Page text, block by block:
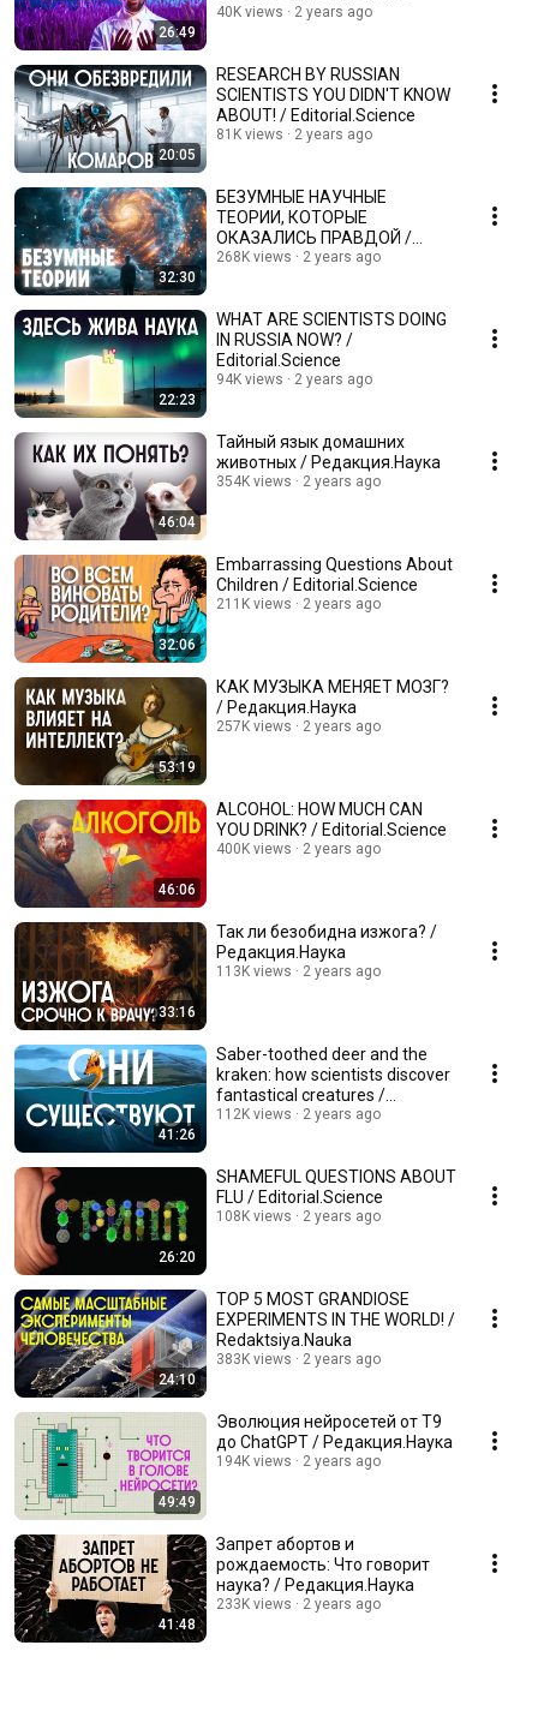
26:49
40K views 2 years ago
20:05
RESEARCH BY RUSSIAN
SCIENTISTS YOU DIDN'T KNOW
ABOUT! / Editorial.Science
81K views 2 years ago
32:30
БЕЗУМНЫЕ НАУЧНЫЕ
ТЕОРИИ, КОТОРЫЕ
ОКАЗАЛИСЬ ПРАВДОЙ /
Редакция.Наука
268K views 2 years ago
22:23
WHAT ARE SCIENTISTS DOING
IN RUSSIA NOW? /
Editorial.Science
94K views 2 years ago
46:04
Тайный язык домашних
животных / Редакция.Наука
354K views 2 years ago
32:06
Embarrassing Questions About
Children / Editorial.Science
211K views 2 years ago
53:19
КАК МУЗЫКА МЕНЯЕТ МОЗГ?
/ Редакция.Наука
257K views 2 years ago
46:06
ALCOHOL: HOW MUCH CAN
YOU DRINK? / Editorial.Science
400K views 2 years ago
33:16
Так ли безобидна изжога? /
Редакция.Наука
113K views 2 years ago
41:26
Saber-toothed deer and the
kraken: how scientists discover
fantastical creatures /
Editorial.Science
112K views 2 years ago
26:20
SHAMEFUL QUESTIONS ABOUT
FLU / Editorial.Science
108K views 2 years ago
24:10
TOP 5 MOST GRANDIOSE
EXPERIMENTS IN THE WORLD! /
Redaktsiya.Nauka
383K views 2 years ago
49:49
Эволюция нейросетей от Т9
до ChatGPT / Редакция.Наука
194K views 2 years ago
41:48
Запрет абортов и
рождаемость: Что говорит
наука? / Редакция.Наука
233K views 2 years ago